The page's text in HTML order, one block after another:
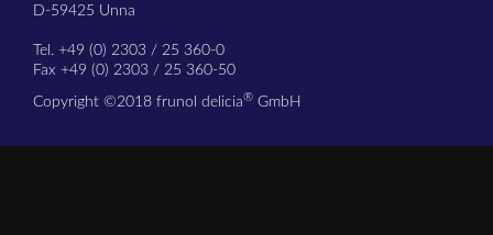
D-59425 Unna
Tel. +49 (0) 2303 / 25 360-0
Fax +49 (0) 2303 / 25 360-50
Copyright ©2018 frunol delicia® GmbH